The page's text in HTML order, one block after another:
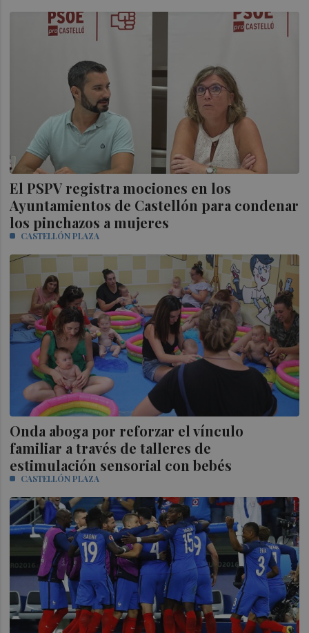
El PSPV registra mociones en los
Ayuntamientos de Castellón para condenar
los pinchazos a mujeres
CASTELLÓN PLAZA
Onda aboga por reforzar el vínculo
familiar a través de talleres de
estimulación sensorial con bebés
CASTELLÓN PLAZA